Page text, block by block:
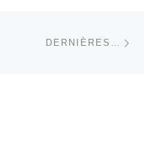
DERNIÈRES…